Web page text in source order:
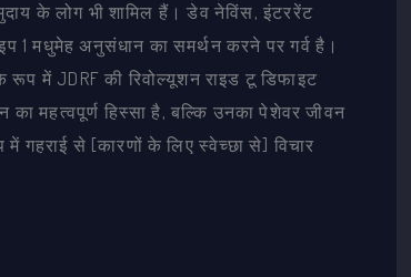
के लोग भी शामिल हैं। डेव नेविंस, इंटररेंट
मधुमेह अनुसंधान का समर्थन करने पर गर्व है।
में JDRF की रिवोल्यूशन राइड टू डिफाइट
महत्वपूर्ण हिस्सा है, बल्कि उनका पेशेवर जीवन
से [कारणों के लिए स्वेच्छा से] विचार